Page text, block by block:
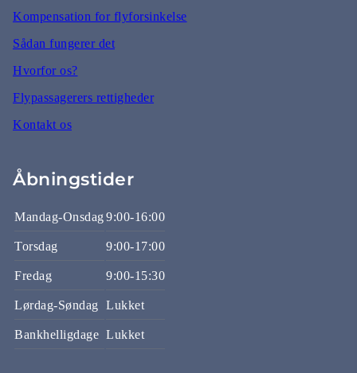
Kompensation for flyforsinkelse
Sådan fungerer det
Hvorfor os?
Flypassagerers rettigheder
Kontakt os
Åbningstider
Mandag-Onsdag9:00-16:00
Torsdag 9:00-17:00
Fredag 9:00-15:30
Lørdag-Søndag Lukket
Bankhelligdage Lukket